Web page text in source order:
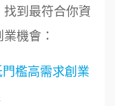
到最符合你資
機會：
檻高需求創業